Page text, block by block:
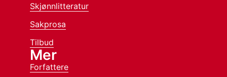
Skjønnlitteratur
Sakprosa
Tilbud
Mer
Forfattere